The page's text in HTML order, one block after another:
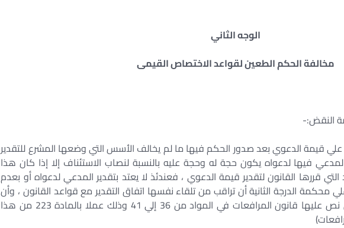
الوجه الثاني
مخالفة الحكم الطعين لقواعد الاختصاص القيمى
النقض:-
علي قيمة الدعوي بعد صدور الحكم فيها ما لم يخالف الأسس التي وضعها المشرع للتقدير
فيها لدعواه يكون حجة له وحجة عليه بالنسبة لنصاب الاستئناف إلا إذا كان هذا
قررها القانون لتقدير قيمة الدعوي ، فعندئذ لا يعتد بتقدير المدعي لدعواه أو بعدم
محكمة الدرجة الثانية أن تراقب من تلقاء نفسها اتفاق التقدير مع قواعد القانون ، وأن
تعتمد في ذلك علي القواعد التي نص عليها قانون المرافعات في المواد من 36 إلي 41 وذلك عملا بالمادة 223 من هذا